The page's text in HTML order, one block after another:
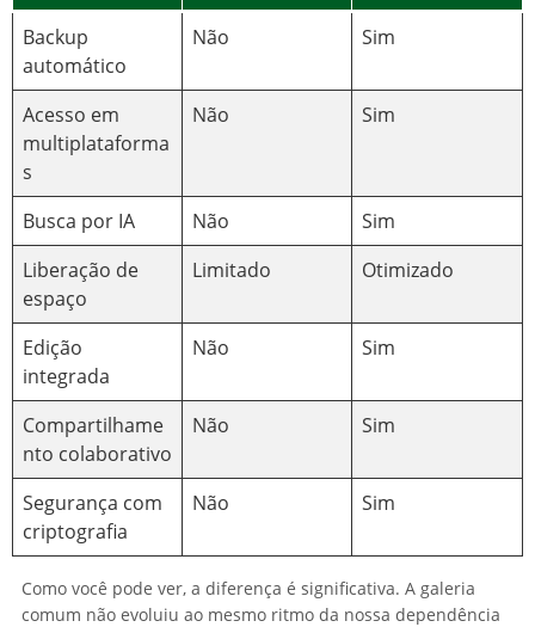
Backup
automático
Não Sim
Acesso em
multiplataforma
s
Não Sim
Busca por IA Não
Sim
Liberação de
espaço
Limitado Otimizado
Edição
integrada
Não Sim
Compartilhame
nto colaborativo
Não Sim
Segurança com
criptografia
Não Sim
Como você pode ver, a diferença é significativa. A galeria
comum não evoluiu ao mesmo ritmo da nossa dependência